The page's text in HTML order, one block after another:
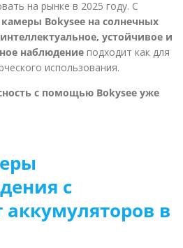
на рынке в 2025 году. С
Bokysee на солнечных
интеллектуальное, устойчивое и
наблюдение подходит как для
использования.
с помощью Bokysee уже
с
в